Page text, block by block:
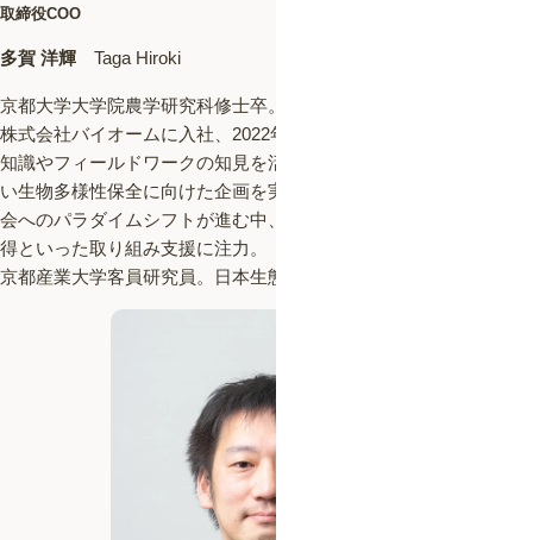
取締役COO
多賀 洋輝 Taga Hiroki
京都大学大学院農学研究科修士卒。在学中に生態学を学んだ後、
株式会社バイオームに入社、2022年に取締役COOに就任。生物の
知識やフィールドワークの知見を活かし、行政・企業問わず幅広
い生物多様性保全に向けた企画を実施。ネイチャーポジティブ社
会へのパラダイムシフトが進む中、TNFD対応や自然共生サイト取
得といった取り組み支援に注力。
京都産業大学客員研究員。日本生態学会生態系管理専門委員。